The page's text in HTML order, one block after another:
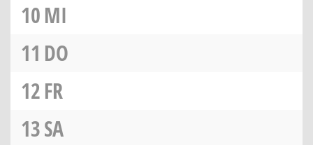
10MI
11 DO
12FR
13SA